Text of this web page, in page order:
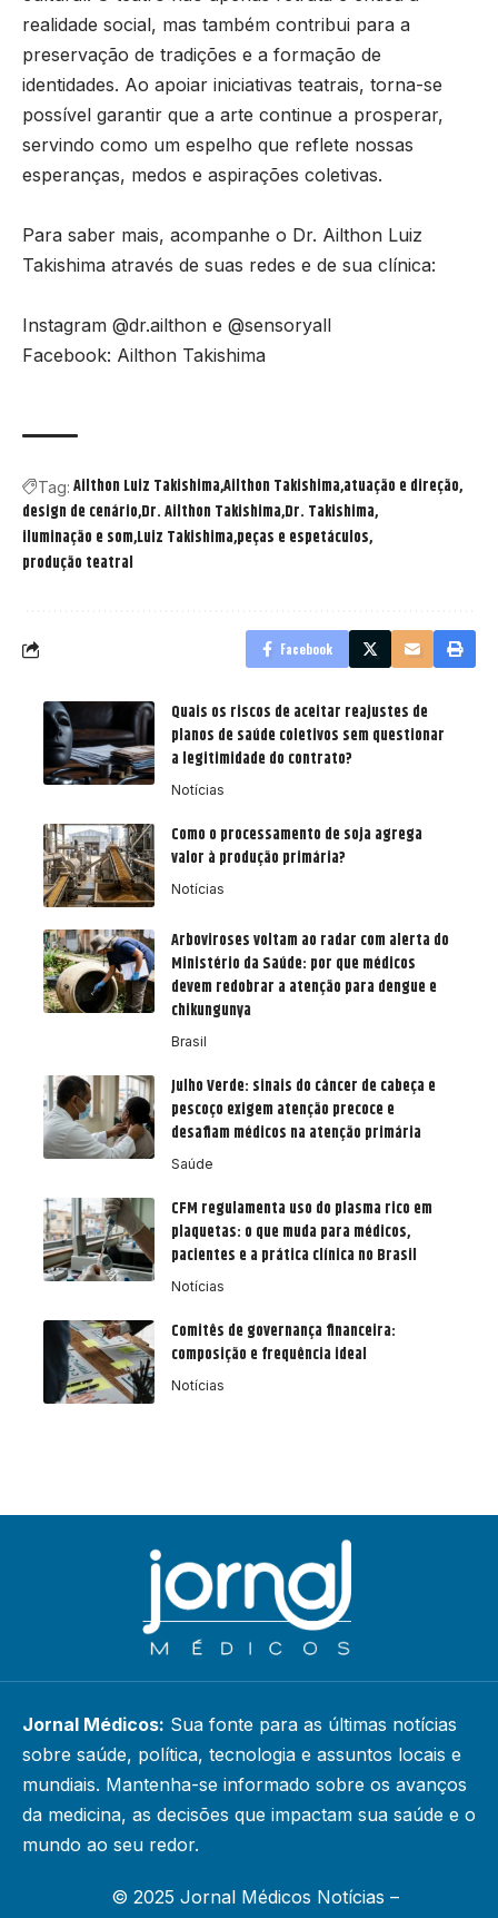
realidade social, mas também contribui para a
preservação de tradições e a formação de
identidades. Ao apoiar iniciativas teatrais, torna-se
possível garantir que a arte continue a prosperar,
servindo como um espelho que reflete nossas
esperanças, medos e aspirações coletivas.
Para saber mais, acompanhe o Dr. Ailthon Luiz
Takishima através de suas redes e de sua clínica:
Instagram @dr.ailthon e @sensoryall
Facebook: Ailthon Takishima
Tag: Ailthon Luiz TakishimaAilthon Takishima atuação e direção
design de cenário Dr. Ailthon Takishima Dr. Takishima
iluminação e som Luiz Takishima peças e espetáculos
produção teatral
Facebook
Quais os riscos de aceitar reajustes de
planos de saúde coletivos sem questionar
a legitimidade do contrato?
Notícias
Como o processamento de soja agrega
valor à produção primária?
Notícias
Arboviroses voltam ao radar com alerta do
Ministério da Saúde: por que médicos
devem redobrar a atenção para dengue e
chikungunya
Brasil
Julho Verde: sinais do câncer de cabeça e
pescoço exigem atenção precoce e
desafiam médicos na atenção primária
Saúde
CFM regulamenta uso do plasma rico em
plaquetas: o que muda para médicos,
pacientes e a prática clínica no Brasil
Notícias
Comitês de governança financeira:
composição e frequência ideal
Notícias
Jornal Médicos: Sua fonte para as últimas notícias
sobre saúde, política, tecnologia e assuntos locais e
mundiais. Mantenha-se informado sobre os avanços
da medicina, as decisões que impactam sua saúde e o
mundo ao seu redor.
© 2025 Jornal Médicos Notícias –